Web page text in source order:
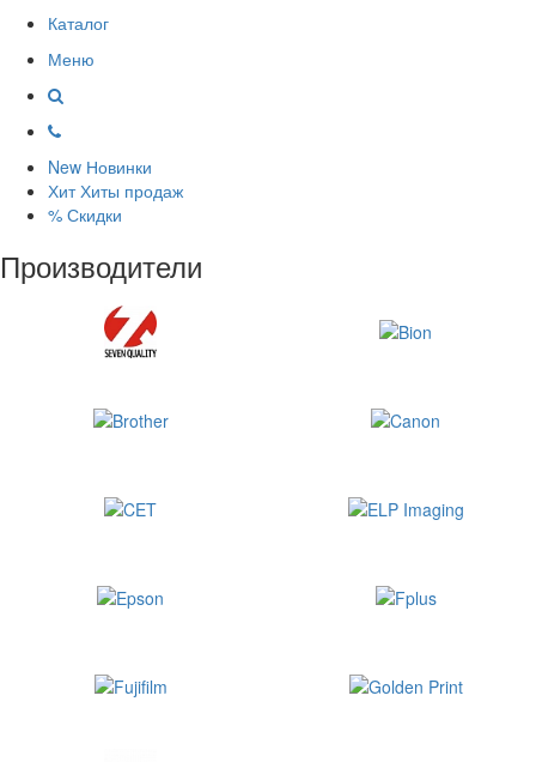
Каталог
Меню
New Новинки
Хит Хиты продаж
% Скидки
Производители